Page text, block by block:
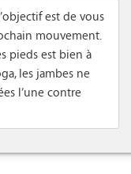
est de vous
mouvement.
pieds est bien à
les jambes ne
l’une contre